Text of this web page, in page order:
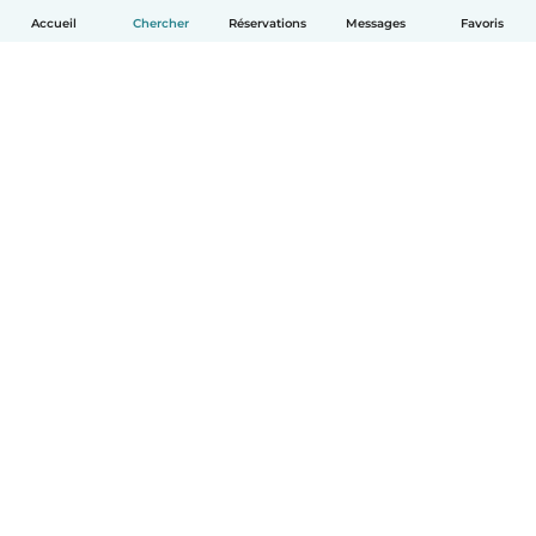
Accueil Chercher Réservations Messages Favoris